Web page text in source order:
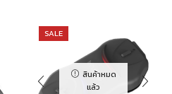
SALE
สินค้าหมด
แล้ว